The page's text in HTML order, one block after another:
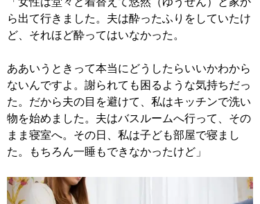
ら出て行きました。夫は酔ったふりをしていたけ
ど、それほど酔ってはいなかった。
ああいうときって本当にどうしたらいいかわから
ないんですよ。謝られても困るような気持ちだっ
た。だから夫の目を避けて、私はキッチンで洗い
物を始めました。夫はバスルームへ行って、その
まま寝室へ。その日、私は子ども部屋で寝まし
た。もちろん一睡もできなかったけど」